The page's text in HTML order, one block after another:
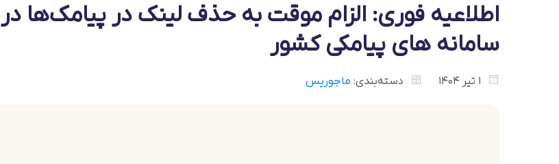
اطلاعیه فوری: الزام موقت به حذف لینک در پیامک‌ها در
سامانه های پیامکی کشور
1 تیر 1404 دسته‌بندی: ماجوریس